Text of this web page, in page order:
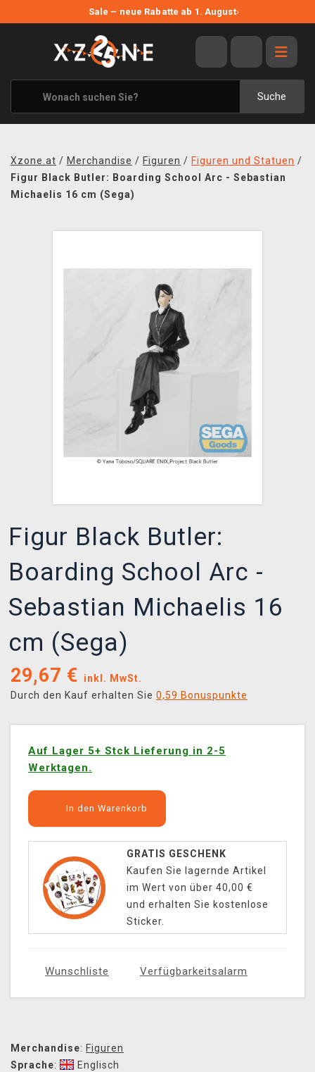
Sale – neue Rabatte ab 1. August›
Suche
ANGEBOTE
ALLE MARKEN
XZONE ORIGINALS
KLEIDUNG & ACCESSOIRES
BÜCHER & COMICS
KONTAKT
Xzone.at / Merchandise / Figuren / Figuren und Statuen /
Figur Black Butler: Boarding School Arc - Sebastian
Michaelis 16 cm (Sega)
Figur Black Butler:
Boarding School Arc -
Sebastian Michaelis 16
cm (Sega)
29,67 €
inkl. MwSt.
Durch den Kauf erhalten Sie 0,59 Bonuspunkte
Auf Lager 5+ Stck Lieferung in 2-5
Werktagen.
In den Warenkorb
GRATIS GESCHENK
Kaufen Sie lagernde Artikel
im Wert von über 40,00 €
und erhalten Sie kostenlose
Sticker.
Wunschliste Verfügbarkeitsalarm
Merchandise: Figuren
Sprache:
Englisch